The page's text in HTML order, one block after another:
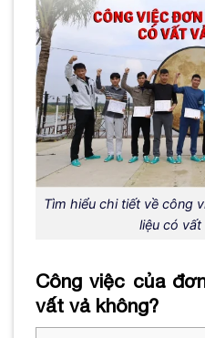
Tìm hiểu chi tiết về công
liệu có
Công việc của
vất vả không?